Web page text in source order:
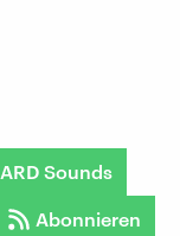
ARD Sounds
Abonnieren